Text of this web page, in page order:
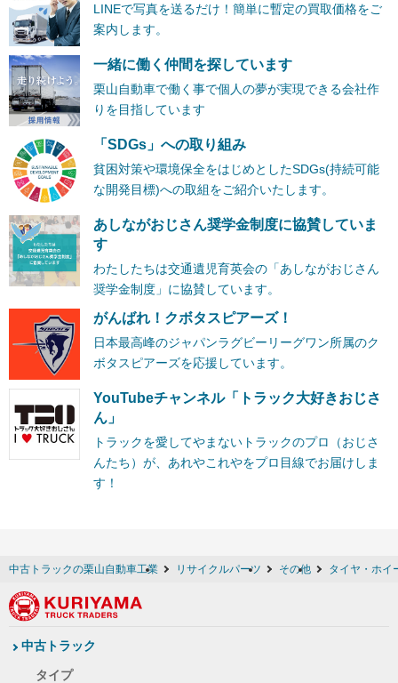
LINEで写真を送るだけ！簡単に暫定の買取価格をご
案内します。
一緒に働く仲間を探しています
栗山自動車で働く事で個人の夢が実現できる会社作
りを目指しています
「SDGs」への取り組み
貧困対策や環境保全をはじめとしたSDGs(持続可能
な開発目標)への取組をご紹介いたします。
あしながおじさん奨学金制度に協賛していま
す
わたしたちは交通遺児育英会の「あしながおじさん
奨学金制度」に協賛しています。
がんばれ！クボタスピアーズ！
日本最高峰のジャパンラグビーリーグワン所属のク
ボタスピアーズを応援しています。
YouTubeチャンネル「トラック大好きおじさ
ん」
トラックを愛してやまないトラックのプロ（おじさ
んたち）が、あれやこれやをプロ目線でお届けしま
す！
中古トラックの栗山自動車工業 リサイクルパーツ その他 タイヤ・ホイ
中古トラック
タイプ